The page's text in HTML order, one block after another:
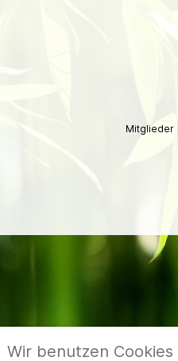
Mitglieder
Wir benutzen Cookies